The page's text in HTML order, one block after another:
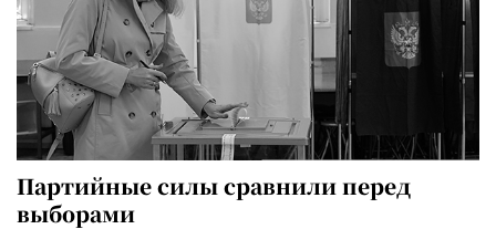
Партийные силы сравнили перед
выборами